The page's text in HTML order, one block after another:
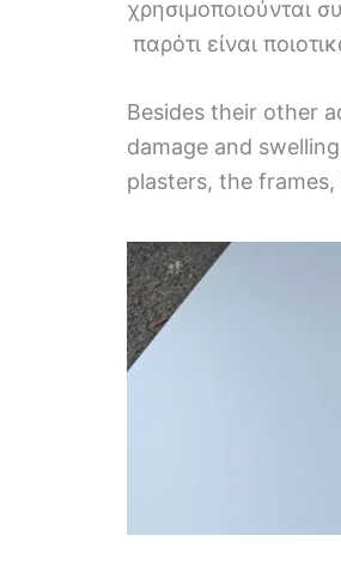
χρησιμοποιούνται
παρότι είναι
Besides their other
damage and
plasters, the